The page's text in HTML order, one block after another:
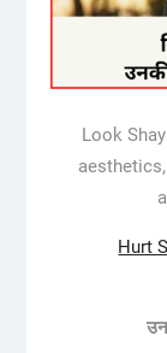
Look
Hurt